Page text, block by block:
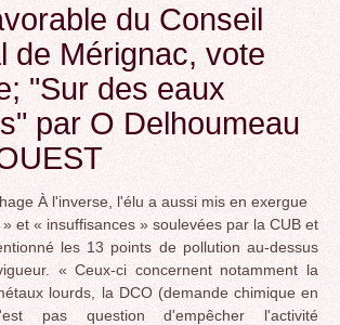
du Conseil
de Mérignac, vote
"Sur des eaux
par O Delhoumeau
À l'inverse, l'élu a aussi mis en exergue
et « insuffisances » soulevées par la CUB et
les 13 points de pollution au-dessus
« Ceux-ci concernent notamment la
lourds, la DCO (demande chimique en
pas question d'empêcher l'activité